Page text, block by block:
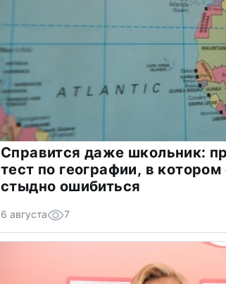
Справится даже школьник:
тест по географии, в котором
стыдно ошибиться
6 августа 7